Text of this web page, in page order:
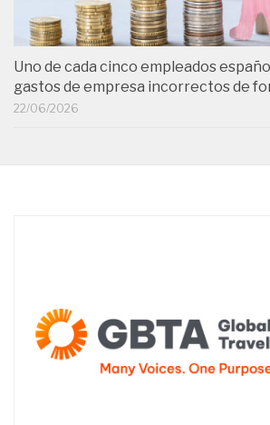
Uno de cada cinco empleados
gastos de empresa incorrectos de
22/06/2026